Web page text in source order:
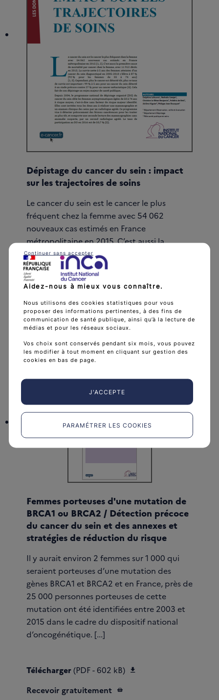
Dépistage du cancer du sein : impact
sur les trajectoires de soins
Le cancer du sein est le cancer le plus
fréquent chez la femme avec 54 062
nouveaux cas estimés en France
métropolitaine en 2015. C’est aussi la
première cause de mortalité par cancer
chez la femme, avec 11 913 décès en 2015.
La survie nette à [...]
Télécharger (PDF - 401 kB) Télécharger
Femmes porteuses d'une mutation de
BRCA1 ou BRCA2 / Détection précoce
du cancer du sein et des annexes et
stratégies de réduction du risque
Il y aurait environ 2 femmes sur 1 000 qui
seraient porteuses d’une mutation des
gènes BRCA1 et BRCA2 et en France, près de
25 000 personnes porteuses de cette
mutation ont été identifiées entre 2003 et
2015 dans le cadre du dispositif national
d’oncogénétique. [...]
Télécharger(PDF - 602 kB)
Recevoir gratuitement
Aidez-nous à mieux vous connaître.
Nous utilisons des cookies statistiques pour vous
proposer des informations pertinentes, à des fins de
communication de santé publique, ainsi qu’à la lecture de
médias et pour les réseaux sociaux.
Vos choix sont conservés pendant six mois, vous pouvez
les modifier à tout moment en cliquant sur gestion des
cookies en bas de page.
J'ACCEPTE
PARAMÉTRER LES COOKIES
Continuer sans accepter